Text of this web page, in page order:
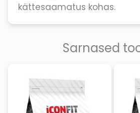
kättesaamatus kohas.
Sarnased